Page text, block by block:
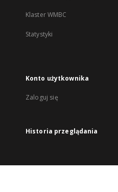
Klaster WMBC
Statystyki
Konto użytkownika
Zaloguj się
Historia przeglądania